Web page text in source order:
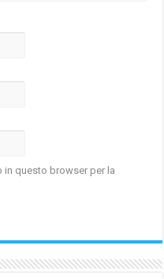
in questo browser per la